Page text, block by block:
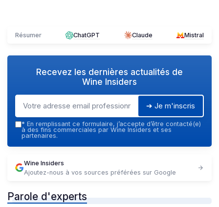
Résumer ChatGPT Claude Mistral
Recevez les dernières actualités de
Wine Insiders
➔ Je m'inscris
* En remplissant ce formulaire, j’accepte d’être contacté(e)
à des fins commerciales par Wine Insiders et ses
partenaires.
Wine Insiders
Ajoutez-nous à vos sources préférées sur Google
Parole d'experts